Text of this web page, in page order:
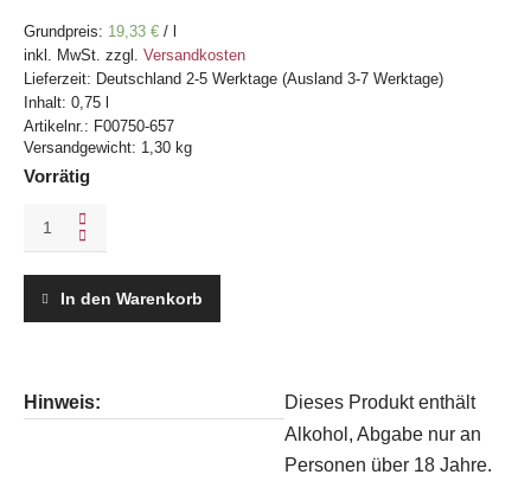
Grundpreis: 19,33 € /
inkl. MwSt. zzgl. Versandkosten
Lieferzeit: Deutschland 2-5 Werktage (Ausland 3-7 Werktage)
Inhalt: 0,75
Artikelnr.: F00750-657
Versandgewicht: 1,30 kg
Vorrätig
Château
2021
In den Warenkorb
Hinweis:
Dieses Produkt enthält
Alkohol, Abgabe nur an
Personen über 18 Jahre.